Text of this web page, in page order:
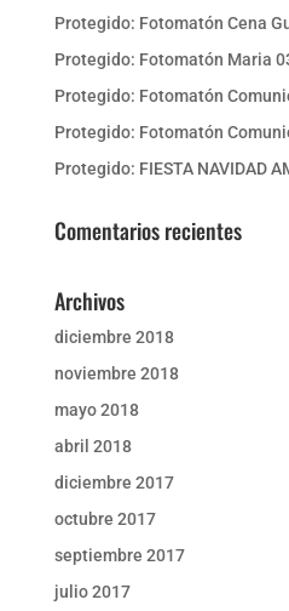
Protegido: Fotomatón Cena
Protegido: Fotomatón Maria
Protegido: Fotomatón
Protegido: Fotomatón
Protegido: FIESTA NAVIDAD
Comentarios recientes
Archivos
diciembre 2018
noviembre 2018
mayo 2018
abril 2018
diciembre 2017
octubre 2017
septiembre 2017
julio 2017